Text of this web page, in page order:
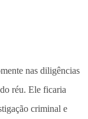
nas diligências
réu. Ele ficaria
criminal e